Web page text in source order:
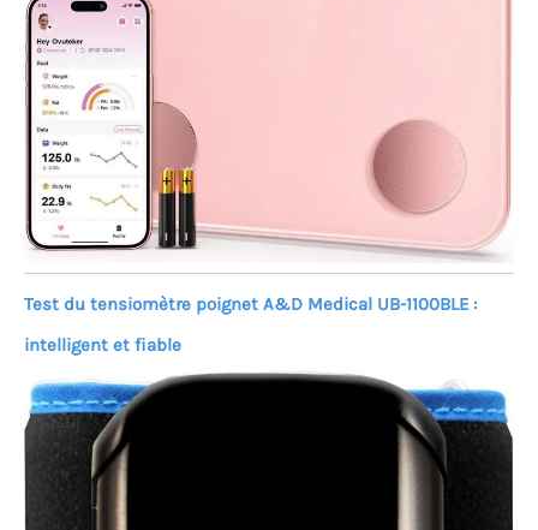
Test du tensiomètre poignet A&D Medical UB-1100BLE :
intelligent et fiable